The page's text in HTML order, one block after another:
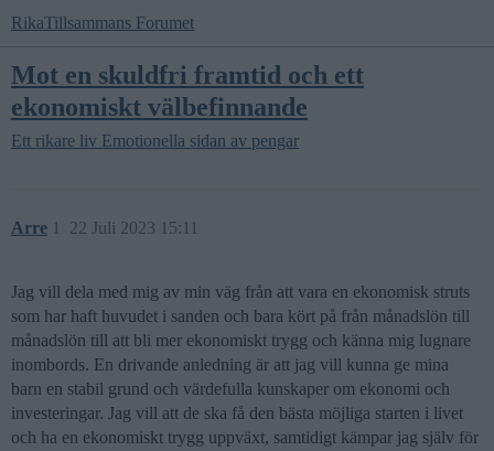
RikaTillsammans Forumet
Mot en skuldfri framtid och ett
ekonomiskt välbefinnande
Ett rikare liv Emotionella sidan av pengar
Arre 22 Juli 2023 15:11
1
Jag vill dela med mig av min väg från att vara en ekonomisk struts
som har haft huvudet i sanden och bara kört på från månadslön till
månadslön till att bli mer ekonomiskt trygg och känna mig lugnare
inombords. En drivande anledning är att jag vill kunna ge mina
barn en stabil grund och värdefulla kunskaper om ekonomi och
investeringar. Jag vill att de ska få den bästa möjliga starten i livet
och ha en ekonomiskt trygg uppväxt, samtidigt kämpar jag själv för